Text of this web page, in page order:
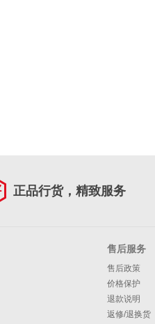
正品行货，精致服务
售后服务
售后政策
价格保护
退款说明
返修/退换货